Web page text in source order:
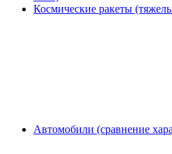
Космические ракеты
Автомобили (сравнение